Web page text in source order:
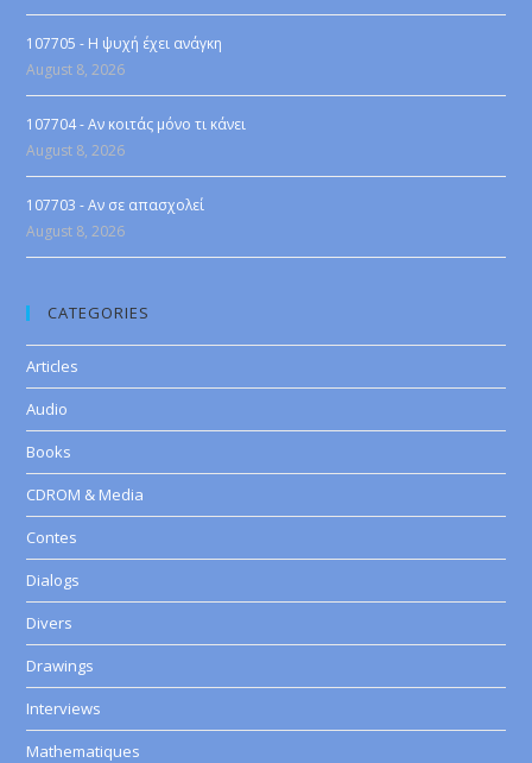
107705 - Η ψυχή έχει ανάγκη
August 8, 2026
107704 - Αν κοιτάς μόνο τι κάνει
August 8, 2026
107703 - Αν σε απασχολεί
August 8, 2026
CATEGORIES
Articles
Audio
Books
CDROM & Media
Contes
Dialogs
Divers
Drawings
Interviews
Mathematiques